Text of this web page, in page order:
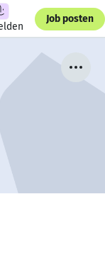
Job posten